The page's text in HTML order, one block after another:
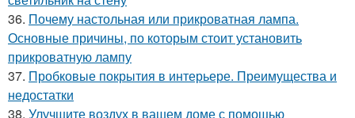
36. Почему настольная или прикроватная лампа.
Основные причины, по которым стоит установить
прикроватную лампу
37. Пробковые покрытия в интерьере. Преимущества и
недостатки
38. Улучшите воздух в вашем доме с помощью